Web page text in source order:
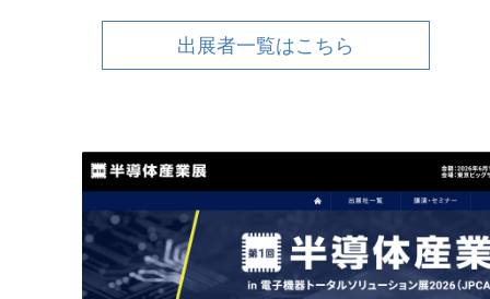
出展者一覧はこちら